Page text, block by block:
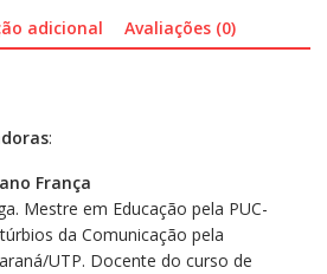
adicional Avaliações (0)
:
França
Mestre em Educação pela PUC-
da Comunicação pela
UTP. Docente do curso de